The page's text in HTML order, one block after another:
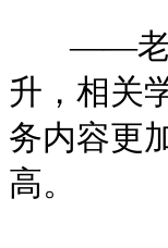
——老年
升，相关
务内容更
高。